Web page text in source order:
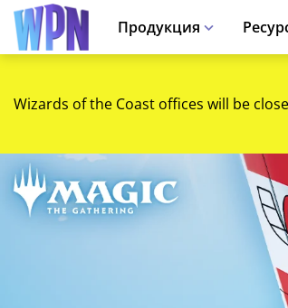
Продукция
Wizards of the Coast offices will be